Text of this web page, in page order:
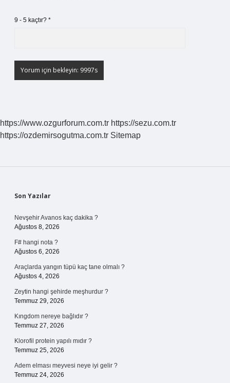
9 - 5 kaçtır? *
https://www.ozgurforum.com.tr https://sezu.com.tr
https://ozdemirsogutma.com.tr Sitemap
Sidebar
Son Yazılar
Nevşehir Avanos kaç dakika ?
Ağustos 8, 2026
F# hangi nota ?
Ağustos 6, 2026
Araçlarda yangın tüpü kaç tane olmalı ?
Ağustos 4, 2026
Zeytin hangi şehirde meşhurdur ?
Temmuz 29, 2026
Kıngdom nereye bağlıdır ?
Temmuz 27, 2026
Klorofil protein yapılı mıdır ?
Temmuz 25, 2026
Adem elması meyvesi neye iyi gelir ?
Temmuz 24, 2026